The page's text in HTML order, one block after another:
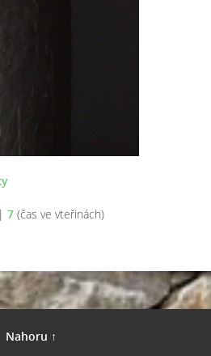
7(čas ve vteřinách)
Nahoru ↑